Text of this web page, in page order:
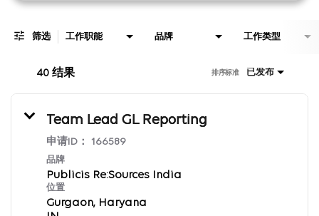
筛选 工作职能 品牌 工作类型
40 结果 已发布
排序标准
Team Lead GL Reporting
申请ID： 166589
品牌
Publicis Re:Sources India
位置
Gurgaon, Haryana